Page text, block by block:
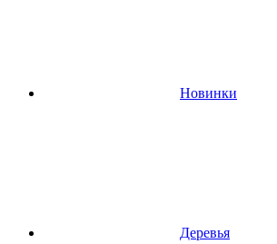
Новинки
Деревья